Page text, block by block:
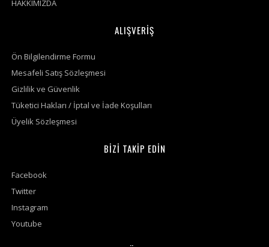
HAKKIMIZDA
ALIŞVERİŞ
Ön Bilgilendirme Formu
Mesafeli Satış Sözleşmesi
Gizlilik ve Güvenlik
Tüketici Hakları / İptal ve İade Koşulları
Üyelik Sözleşmesi
BİZİ TAKİP EDİN
Facebook
Twitter
Instagram
Youtube